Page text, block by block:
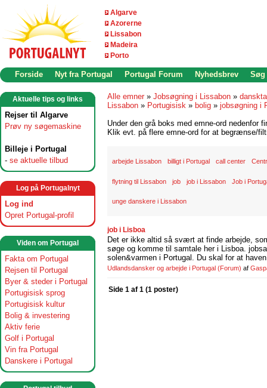
Algarve
Azorerne
Lissabon
Madeira
Porto
Forside Nyt fra Portugal Portugal Forum Nyhedsbrev Søg
Aktuelle tips og links
Rejser til Algarve
Prøv ny søgemaskine
Billeje i Portugal
- se aktuelle tilbud
Log på Portugalnyt
Log ind
Opret Portugal-profil
Viden om Portugal
Fakta om Portugal
Rejsen til Portugal
Byer & steder i Portugal
Portugisisk sprog
Portugisisk kultur
Bolig & investering
Aktiv ferie
Golf i Portugal
Vin fra Portugal
Danskere i Portugal
Alle emner » Jobsøgning i Lissabon »
Lissabon » Portugisisk » bolig » jobsøgning i
Under den grå boks med emne-ord nedenfor
Klik evt. på flere emne-ord for at begrænse/
arbejde Lissabon billigt i Portugal call center
flytning til Lissabon job job i Lissabon Job i
unge danskere i Lissabon
job i Lisboa
Det er ikke altid så svært at finde arbejde,
søge og komme til samtale her i Lisboa.
solen&varmen i Portugal. Du skal for at
Udlandsdansker og arbejde i Portugal (Forum) af
Side 1 af 1 (1 poster)